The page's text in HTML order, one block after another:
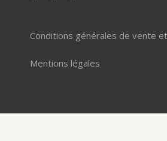
Conditions générales de vente
Mentions légales